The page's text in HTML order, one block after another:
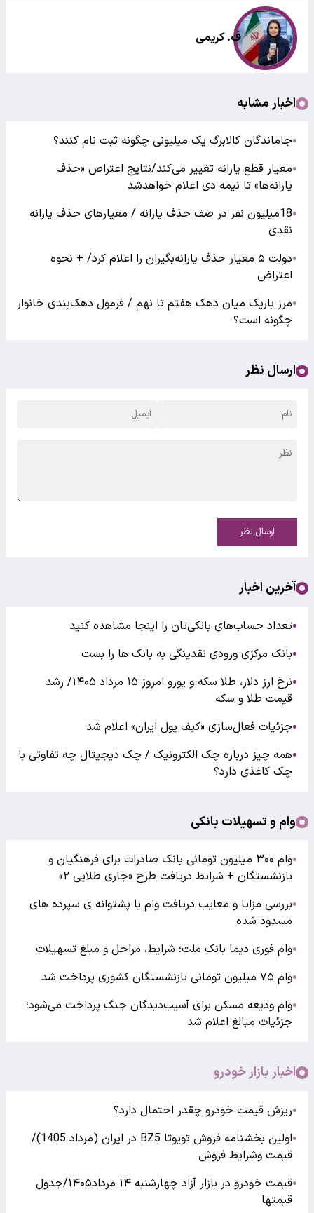
ف. کریمی
اخبار مشابه
●جاماندگان کالابرگ یک میلیونی چگونه ثبت نام کنند؟
●معیار قطع یارانه تغییر می‌کند/نتایج اعتراض «حذف
یارانه‌ها» تا نیمه دی اعلام خواهدشد
●
18میلیون نفر در صف حذف یارانه / معیارهای حذف یارانه
نقدی
●
دولت ۵ معیار حذف یارانه‌بگیران را اعلام کرد/ + نحوه
اعتراض
●مرز باریک میان دهک هفتم تا نهم / فرمول دهک‌بندی خانوار
چگونه است؟
ارسال نظر
ارسال نظر
آخرین اخبار
●تعداد حساب‌های بانکی‌تان را اینجا مشاهده کنید
●بانک مرکزی ورودی نقدینگی به بانک ها را بست
●
نرخ ارز دلار، طلا سکه و یورو امروز ۱۵ مرداد ۱۴۰۵/ رشد
قیمت طلا و سکه
●جزئیات فعال‌سازی «کیف پول ایران» اعلام شد
●همه چیز درباره چک الکترونیک / چک دیجیتال چه تفاوتی با
چک کاغذی دارد؟
وام و تسهیلات بانکی
●
وام ۳۰۰ میلیون تومانی بانک صادرات برای فرهنگیان و
بازنشستگان + شرایط دریافت طرح «جاری طلایی ۲»
●بررسی مزایا و معایب دریافت وام با پشتوانه ی سپرده های
مسدود شده
●وام فوری دیما بانک ملت؛ شرایط، مراحل و مبلغ تسهیلات
●وام ۷۵ میلیون تومانی بازنشستگان کشوری پرداخت شد
●وام ودیعه مسکن برای آسیب‌دیدگان جنگ پرداخت می‌شود؛
جزئیات مبالغ اعلام شد
اخبار بازار خودرو
●ریزش قیمت خودرو چقدر احتمال دارد؟
●
اولین بخشنامه فروش تویوتا BZ5 در ایران (مرداد 1405)/
قیمت وشرایط فروش
●
قیمت خودرو در بازار آزاد چهارشنبه ۱۴ مرداد۱۴۰۵/جدول
قیمتها